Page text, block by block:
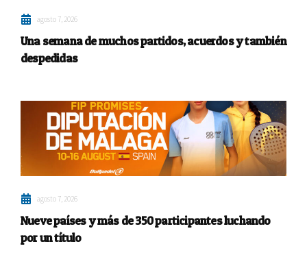
agosto 7, 2026
Una semana de muchos partidos, acuerdos y también
despedidas
agosto 7, 2026
Nueve países y más de 350 participantes luchando
por un título